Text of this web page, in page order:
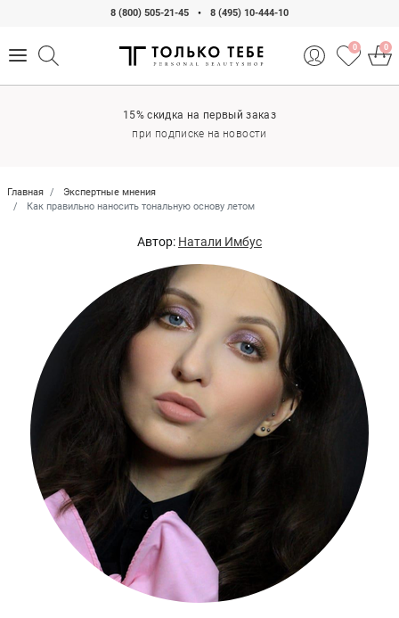
8 (800) 505-21-45 • 8 (495) 10-444-10
0 0
15% скидка на первый заказ
при подписке на новости
Главная
Экспертные мнения
Как правильно наносить тональную основу летом
Автор: Натали Имбус